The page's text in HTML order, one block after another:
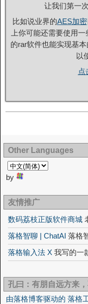
让我们第一
比如说业界的AES加密
上你可能还需要使用
的rar软件也能实现基
以
点
Other Languages
by
友情推广
数码荔枝正版软件商城
落格智聊 | ChatAI 落格
落格输入法 X 我写的一
孔曰：有朋自远方来，
由落格博客驱动的 落格